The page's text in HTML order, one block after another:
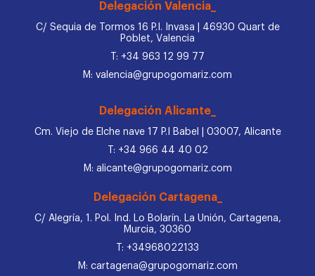
Delegación Valencia_
C/ Sequia de Tormos 16 P.I. Invasa | 46930 Quart de
Poblet, Valencia
T: +34 963 12 99 77
M: valencia@grupogomariz.com
Delegación Alicante_
Cm. Viejo de Elche nave 17 P.I Babel | 03007, Alicante
T: +34 966 44 40 02
M: alicante@grupogomariz.com
Delegación Cartagena_
C/ Alegría, 1. Pol. Ind. Lo Bolarín. La Unión, Cartagena,
Murcia, 30360
T: +34968022133
M: cartagena@grupogomariz.com